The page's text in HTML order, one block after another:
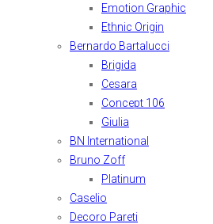
Emotion Graphic
Ethnic Origin
Bernardo Bartalucci
Brigida
Cesara
Concept 106
Giulia
BN International
Bruno Zoff
Platinum
Caselio
Decoro Pareti